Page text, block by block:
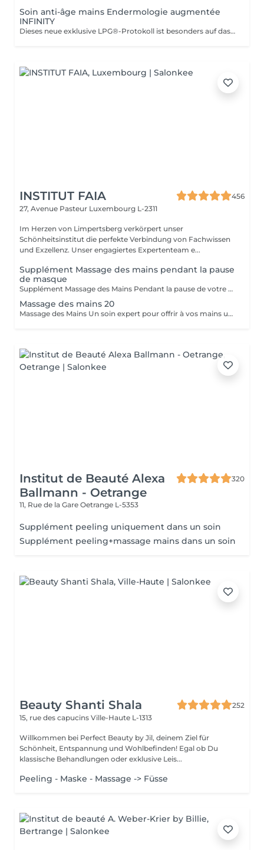
Soin anti-âge mains Endermologie augmentée
INFINITY
Dieses neue exklusive LPG®-Protokoll ist besonders auf das Wohlbefinden der Verbraucher bedacht und stellt eine Allianz aus Technik dar, die auf der patentierten Technologie des CelluM6 Alliance®-Geräts und der Sensorik für eine sofortige und dauerhafte Wirkung auf den Körper basiert. Und dies dank einer Reihe von Manövern, die sowohl vom Alliance®-Behandlungskopf, dem Auflegen einer Maske als auch von den Händen des Behandlers ausgeführt werden
INSTITUT FAIA
456
27, Avenue Pasteur Luxembourg L-2311
Im Herzen von Limpertsberg verkörpert unser
Schönheitsinstitut die perfekte Verbindung von Fachwissen
und Exzellenz. Unser engagiertes Expertenteam e...
Supplément Massage des mains pendant la pause
de masque
Supplément Massage des Mains Pendant la pause de votre masque, offrez-vous un massage des mains de 15 minutes. Un moment de pure détente qui libère les tensions, nourrit la peau et prolonge le bien-être. Un geste apprécié de nos clientes pour sublimer leur soin visage.
Massage des mains 20
Massage des Mains Un soin expert pour offrir à vos mains une véritable parenthèse de bien-être. Ce massage complet de 30 minutes dénoue les tensions, stimule la circulation et nourrit la peau en profondeur. Grâce à des manuvres enveloppantes et précises, il procure une sensation immédiate de légèreté et de relaxation. Idéal pour soulager les mains sollicitées au quotidien, améliorer la souplesse articulaire et apaiser l'esprit. Un moment de soin et d'attention, réalisé avec expertise, pour des mains douces, détendues et parfaitement ressourcées.
Institut de Beauté Alexa
Ballmann - Oetrange
320
11, Rue de la Gare Oetrange L-5353
Supplément peeling uniquement dans un soin
Supplément peeling+massage mains dans un soin
Beauty Shanti Shala
252
15, rue des capucins Ville-Haute L-1313
Willkommen bei Perfect Beauty by Jil, deinem Ziel für
Schönheit, Entspannung und Wohlbefinden! Egal ob Du
klassische Behandlungen oder exklusive Leis...
Peeling - Maske - Massage -> Füsse